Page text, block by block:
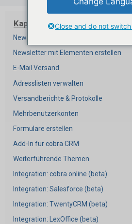
Kapitel
Newsletter Editor
Newsletter mit Elementen erstellen
E-Mail Versand
Adresslisten verwalten
Versandberichte & Protokolle
Mehrbenutzerkonten
Formulare erstellen
Add-In für cobra CRM
Weiterführende Themen
Integration: cobra online (beta)
Integration: Salesforce (beta)
Integration: TwentyCRM (beta)
Integration: LexOffice (beta)
Close and do not